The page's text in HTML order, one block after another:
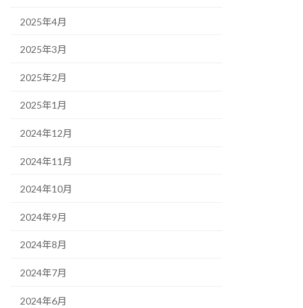
2025年4月
2025年3月
2025年2月
2025年1月
2024年12月
2024年11月
2024年10月
2024年9月
2024年8月
2024年7月
2024年6月